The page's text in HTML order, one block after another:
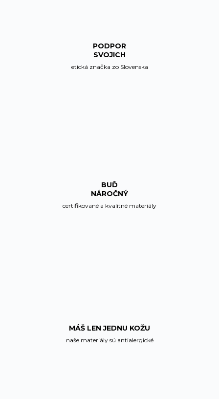
PODPOR
SVOJICH
etická značka zo Slovenska
BUĎ
NÁROČNÝ
certifikované a kvalitné materiály
MÁŠ LEN JEDNU KOŽU
naše materiály sú antialergické